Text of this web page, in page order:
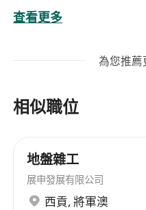
Good command of
English & Chinese
查看更多
為您推薦
相似職位
地盤雜工
展申發展有限公司
西貢, 將軍澳